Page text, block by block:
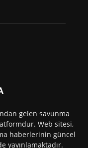
gelen savunma
Web sitesi,
haberlerinin güncel
yayınlamaktadır.